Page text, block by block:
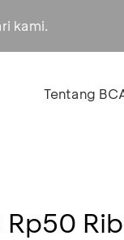
kami.
Tentang